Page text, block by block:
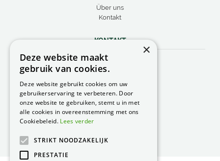
Über uns
Kontakt
KONTAKT
Peacock Garden Supports
Industrieweg 22
Die Niederlände
+31 499 57 40 80
F. +31 499 57 40 84
E.peacock@peacock.nl
×
Deze website maakt
gebruik van cookies.
Deze website gebruikt cookies om uw
gebruikerservaring te verbeteren. Door
onze website te gebruiken, stemt u in met
alle cookies in overeenstemming met ons
Cookiebeleid. Lees verder
STRIKT NOODZAKELIJK
PRESTATIE